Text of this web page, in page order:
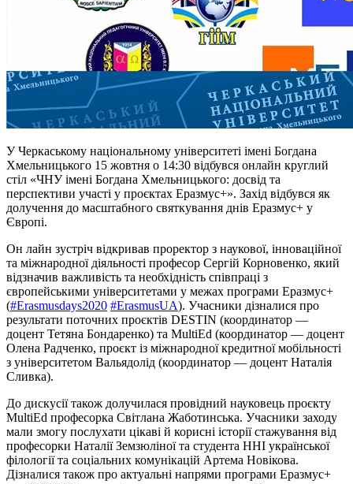
У Черкаському національному університеті імені Богдана
Хмельницького 15 жовтня о 14:30 відбувся онлайн круглий
стіл «ЧНУ імені Богдана Хмельницького: досвід та
перспективи участі у проєктах Еразмус+». Захід відбувся як
долучення до масштабного святкування днів Еразмус+ у
Європі.
Он лайн зустріч відкривав проректор з наукової, інноваційної
та міжнародної діяльності професор Сергій Корновенко, який
відзначив важливість та необхідність співпраці з
європейськими університетами у межах програми Еразмус+
(#Erasmusdays2020 #ErasmusUA). Учасники дізналися про
результати поточних проєктів DESTIN (координатор —
доцент Тетяна Бондаренко) та MultiEd (координатор — доцент
Олена Радченко, проєкт із міжнародної кредитної мобільності
з університетом Вальядолід (координатор — доцент Наталія
Сливка).
До дискусії також долучилася провідний науковець проєкту
MultiEd професорка Світлана Жаботинська. Учасники заходу
мали змогу послухати цікаві й корисні історії стажування від
професорки Наталії Земзюліної та студента ННІ української
філології та соціальних комунікацій Артема Новікова.
Дізналися також про актуальні напрями програми Еразмус+